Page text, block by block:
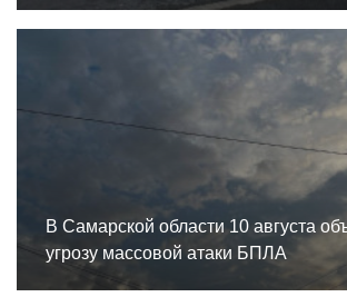
В Самарской области 10 августа
угрозу массовой атаки БПЛА